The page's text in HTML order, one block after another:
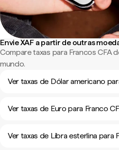
Envie XAF a partir de outras
Compare taxas para Francos CFA
mundo.
Ver taxas de Dólar americano
Ver taxas de Euro para Franco
Ver taxas de Libra esterlina para